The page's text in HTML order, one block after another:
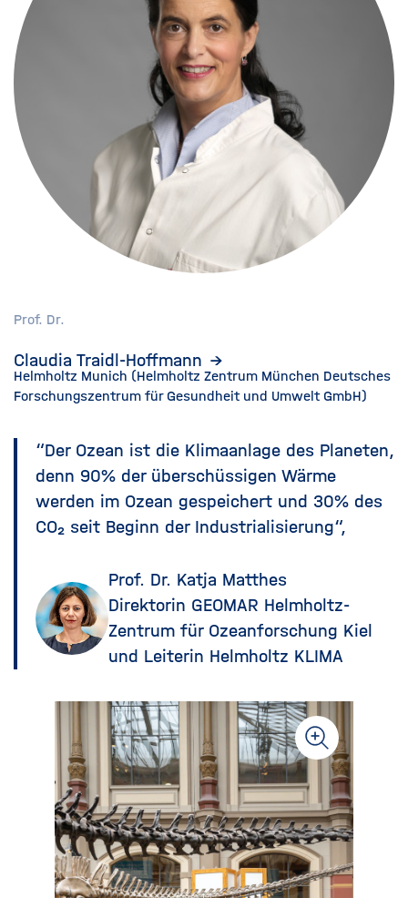
Prof. Dr.
Claudia Traidl-Hoffmann
Helmholtz Munich (Helmholtz Zentrum München Deutsches
Forschungszentrum für Gesundheit und Umwelt GmbH)
“Der Ozean ist die Klimaanlage des Planeten,
denn 90% der überschüssigen Wärme
werden im Ozean gespeichert und 30% des
CO₂ seit Beginn der Industrialisierung“,
Prof. Dr. Katja Matthes
Direktorin GEOMAR Helmholtz-
Zentrum für Ozeanforschung Kiel
und Leiterin Helmholtz KLIMA